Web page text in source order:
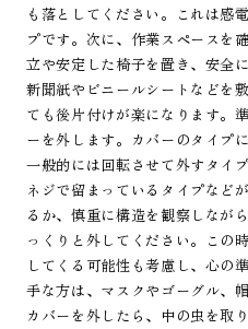
も落としてください。これは感
プです。次に、作業スペースを
立や安定した椅子を置き、安全
新聞紙やビニールシートなどを
ても後片付けが楽になります。
ーを外します。カバーのタイプ
一般的には回転させて外すタイ
ネジで留まっているタイプなど
るか、慎重に構造を観察しなが
っくりと外してください。この
してくる可能性も考慮し、心の
手な方は、マスクやゴーグル、
カバーを外したら、中の虫を取